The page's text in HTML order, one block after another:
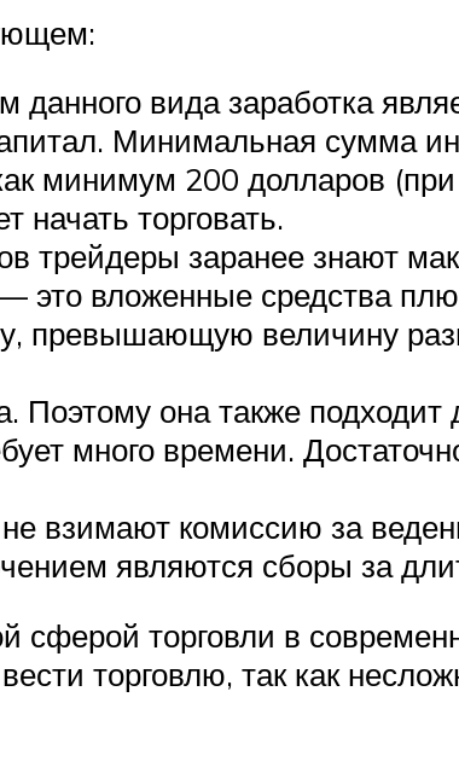
вида заработка
Минимальная сумма
минимум 200 долларов
торговать.
трейдеры заранее знают
вложенные средства
превышающую величину
Поэтому она также подходит
много времени.
взимают комиссию за
являются сборы за
сферой торговли в
торговлю, так как